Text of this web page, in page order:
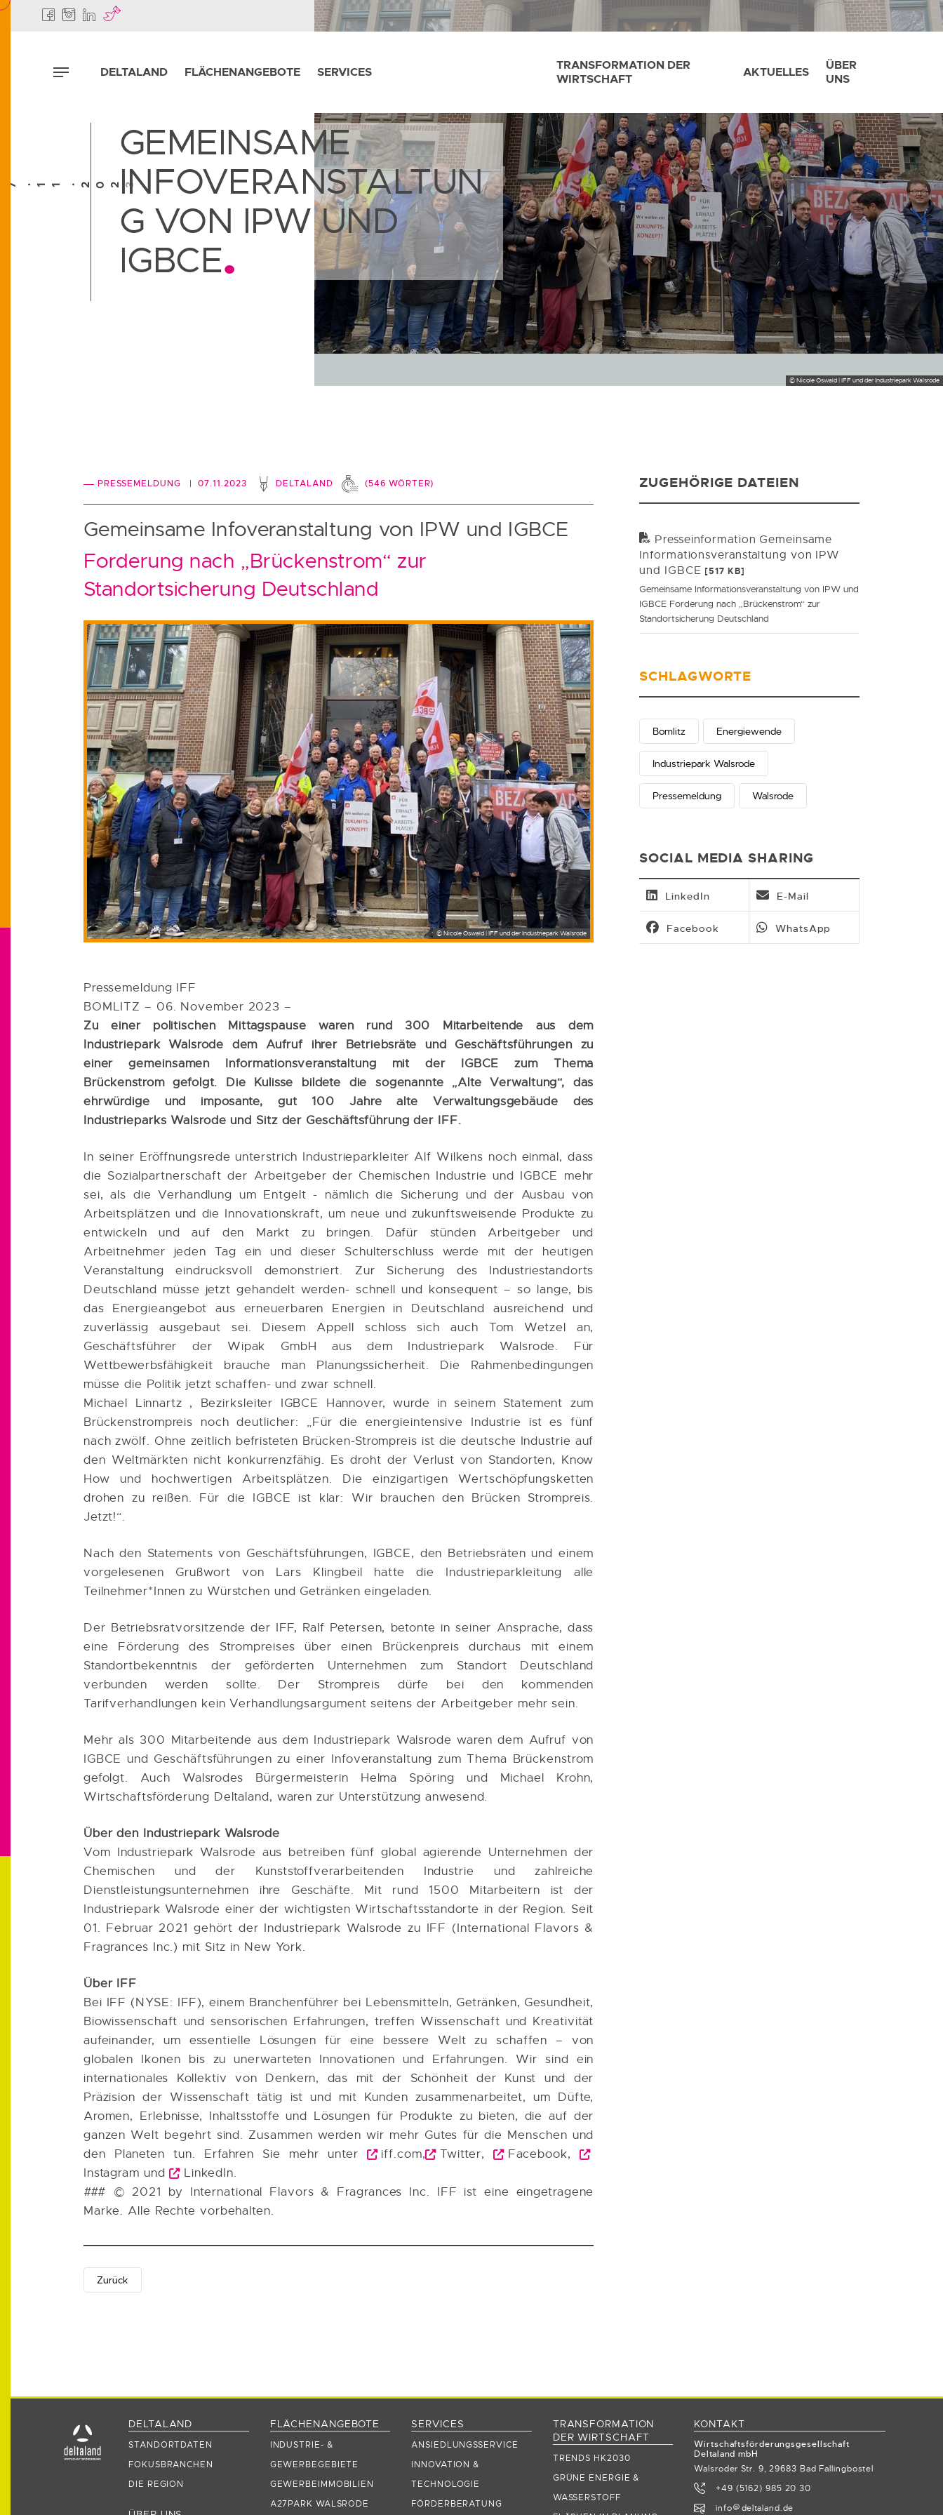
DELTALAND FLÄCHENANGEBOTE SERVICES
TRANSFORMATION DER
WIRTSCHAFT
AKTUELLES
ÜBER
UNS
7 . 1 1 . 2 0 2 3
GEMEINSAME
INFOVERANSTALTUN
G VON IPW UND
IGBCE
© Nicole Oswald | IFF und der Industriepark Walsrode
PRESSEMELDUNG | 07.11.2023 DELTALAND (546 WÖRTER)
Gemeinsame Infoveranstaltung von IPW und IGBCE
Forderung nach „Brückenstrom“ zur
Standortsicherung Deutschland
© Nicole Oswald | IFF und der Industriepark Walsrode
Pressemeldung IFF
BOMLITZ – 06. November 2023 –
Zu einer politischen Mittagspause waren rund 300 Mitarbeitende aus dem
Industriepark Walsrode dem Aufruf ihrer Betriebsräte und Geschäftsführungen zu
einer gemeinsamen Informationsveranstaltung mit der IGBCE zum Thema
Brückenstrom gefolgt. Die Kulisse bildete die sogenannte „Alte Verwaltung“, das
ehrwürdige und imposante, gut 100 Jahre alte Verwaltungsgebäude des
Industrieparks Walsrode und Sitz der Geschäftsführung der IFF.
In seiner Eröffnungsrede unterstrich Industrieparkleiter Alf Wilkens noch einmal, dass
die Sozialpartnerschaft der Arbeitgeber der Chemischen Industrie und IGBCE mehr
sei, als die Verhandlung um Entgelt - nämlich die Sicherung und der Ausbau von
Arbeitsplätzen und die Innovationskraft, um neue und zukunftsweisende Produkte zu
entwickeln und auf den Markt zu bringen. Dafür stünden Arbeitgeber und
Arbeitnehmer jeden Tag ein und dieser Schulterschluss werde mit der heutigen
Veranstaltung eindrucksvoll demonstriert. Zur Sicherung des Industriestandorts
Deutschland müsse jetzt gehandelt werden- schnell und konsequent – so lange, bis
das Energieangebot aus erneuerbaren Energien in Deutschland ausreichend und
zuverlässig ausgebaut sei. Diesem Appell schloss sich auch Tom Wetzel an,
Geschäftsführer der Wipak GmbH aus dem Industriepark Walsrode. Für
Wettbewerbsfähigkeit brauche man Planungssicherheit. Die Rahmenbedingungen
müsse die Politik jetzt schaffen- und zwar schnell.
Michael Linnartz , Bezirksleiter IGBCE Hannover, wurde in seinem Statement zum
Brückenstrompreis noch deutlicher: „Für die energieintensive Industrie ist es fünf
nach zwölf. Ohne zeitlich befristeten Brücken-Strompreis ist die deutsche Industrie auf
den Weltmärkten nicht konkurrenzfähig. Es droht der Verlust von Standorten, Know
How und hochwertigen Arbeitsplätzen. Die einzigartigen Wertschöpfungsketten
drohen zu reißen. Für die IGBCE ist klar: Wir brauchen den Brücken Strompreis.
Jetzt!“.
Nach den Statements von Geschäftsführungen, IGBCE, den Betriebsräten und einem
vorgelesenen Grußwort von Lars Klingbeil hatte die Industrieparkleitung alle
Teilnehmer*Innen zu Würstchen und Getränken eingeladen.
Der Betriebsratvorsitzende der IFF, Ralf Petersen, betonte in seiner Ansprache, dass
eine Förderung des Strompreises über einen Brückenpreis durchaus mit einem
Standortbekenntnis der geförderten Unternehmen zum Standort Deutschland
verbunden werden sollte. Der Strompreis dürfe bei den kommenden
Tarifverhandlungen kein Verhandlungsargument seitens der Arbeitgeber mehr sein.
Mehr als 300 Mitarbeitende aus dem Industriepark Walsrode waren dem Aufruf von
IGBCE und Geschäftsführungen zu einer Infoveranstaltung zum Thema Brückenstrom
gefolgt. Auch Walsrodes Bürgermeisterin Helma Spöring und Michael Krohn,
Wirtschaftsförderung Deltaland, waren zur Unterstützung anwesend.
Über den Industriepark Walsrode
Vom Industriepark Walsrode aus betreiben fünf global agierende Unternehmen der
Chemischen und der Kunststoffverarbeitenden Industrie und zahlreiche
Dienstleistungsunternehmen ihre Geschäfte. Mit rund 1500 Mitarbeitern ist der
Industriepark Walsrode einer der wichtigsten Wirtschaftsstandorte in der Region. Seit
01. Februar 2021 gehört der Industriepark Walsrode zu IFF (International Flavors &
Fragrances Inc.) mit Sitz in New York.
Über IFF
Bei IFF (NYSE: IFF), einem Branchenführer bei Lebensmitteln, Getränken, Gesundheit,
Biowissenschaft und sensorischen Erfahrungen, treffen Wissenschaft und Kreativität
aufeinander, um essentielle Lösungen für eine bessere Welt zu schaffen – von
globalen Ikonen bis zu unerwarteten Innovationen und Erfahrungen. Wir sind ein
internationales Kollektiv von Denkern, das mit der Schönheit der Kunst und der
Präzision der Wissenschaft tätig ist und mit Kunden zusammenarbeitet, um Düfte,
Aromen, Erlebnisse, Inhaltsstoffe und Lösungen für Produkte zu bieten, die auf der
ganzen Welt begehrt sind. Zusammen werden wir mehr Gutes für die Menschen und
den Planeten tun. Erfahren Sie mehr unter
iff.com, Twitter, Facebook,
Instagram und LinkedIn.
### © 2021 by International Flavors & Fragrances Inc. IFF ist eine eingetragene
Marke. Alle Rechte vorbehalten.
Zurück
ZUGEHÖRIGE DATEIEN
Presseinformation Gemeinsame
Informationsveranstaltung von IPW
und IGBCE [517 KB]
Gemeinsame Informationsveranstaltung von IPW und
IGBCE Forderung nach „Brückenstrom“ zur
Standortsicherung Deutschland
SCHLAGWORTE
Bomlitz Energiewende
Industriepark Walsrode
Pressemeldung Walsrode
SOCIAL MEDIA SHARING
LinkedIn E-Mail
Facebook WhatsApp
DELTALAND
STANDORTDATEN
FOKUSBRANCHEN
DIE REGION
FLÄCHENANGEBOTE
INDUSTRIE- &
GEWERBEGEBIETE
GEWERBEIMMOBILIEN
A27PARK WALSRODE
SERVICES
ANSIEDLUNGSSERVICE
INNOVATION &
TECHNOLOGIE
FÖRDERBERATUNG
TRANSFORMATION
DER WIRTSCHAFT
TRENDS HK2030
GRÜNE ENERGIE &
WASSERSTOFF
KONTAKT
Wirtschaftsförderungsgesellschaft
Deltaland mbH
Walsroder Str. 9, 29683 Bad Fallingbostel
+49 (5162) 985 20 30
info
deltaland.de